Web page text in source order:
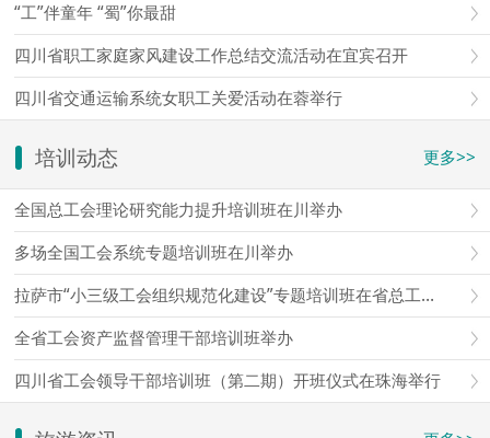
“工”伴童年 “蜀”你最甜
四川省职工家庭家风建设工作总结交流活动在宜宾召开
四川省交通运输系统女职工关爱活动在蓉举行
培训动态 更多>>
全国总工会理论研究能力提升培训班在川举办
多场全国工会系统专题培训班在川举办
拉萨市“小三级工会组织规范化建设”专题培训班在省总工会成都工人疗养院举办
全省工会资产监督管理干部培训班举办
四川省工会领导干部培训班（第二期）开班仪式在珠海举行